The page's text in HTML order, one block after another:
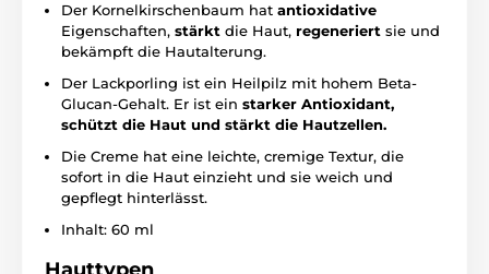
Der Kornelkirschenbaum hat antioxidative
Eigenschaften, stärkt die Haut, regeneriert sie und
bekämpft die Hautalterung.
Der Lackporling ist ein Heilpilz mit hohem Beta-
Glucan-Gehalt. Er ist ein starker Antioxidant,
schützt die Haut und stärkt die Hautzellen.
Die Creme hat eine leichte, cremige Textur, die
sofort in die Haut einzieht und sie weich und
gepflegt hinterlässt.
Inhalt: 60 ml